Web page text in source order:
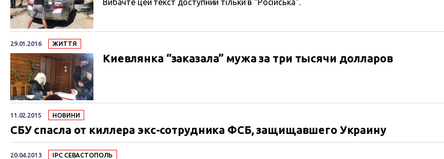
Вибачте цей текст доступний тільки в “Російська”.
29.01.2016 ЖИТТЯ
Киевлянка “заказала” мужа за три тысячи долларов
11.02.2015 НОВИНИ
СБУ спасла от киллера экс-сотрудника ФСБ, защищавшего Украину
20.04.2013 IPC СЕВАСТОПОЛЬ